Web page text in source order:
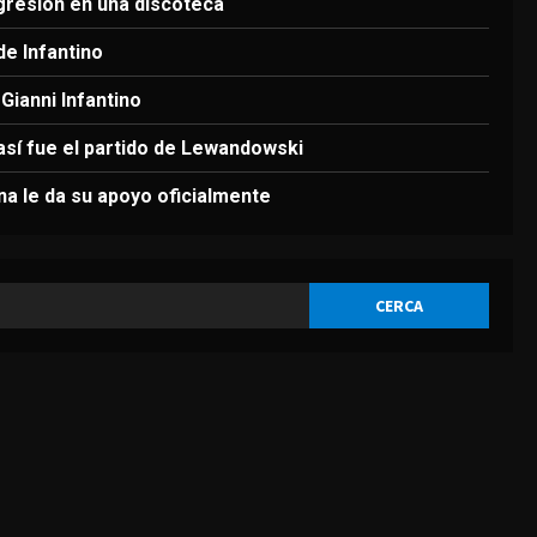
4 Agosto 7, 2026
DEPORTES
Lewandowski
Infantino
Infantino
fue el partido de Lewandowski
le da su apoyo oficialmente